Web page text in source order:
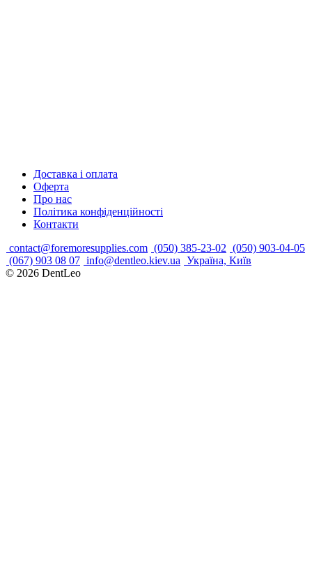
Доставка і оплата
Оферта
Про нас
Політика конфіденційності
Контакти
contact@foremoresupplies.com (050) 385-23-02 (050) 903-04-05
(067) 903 08 07 info@dentleo.kiev.ua Україна, Київ
© 2026 DentLeo